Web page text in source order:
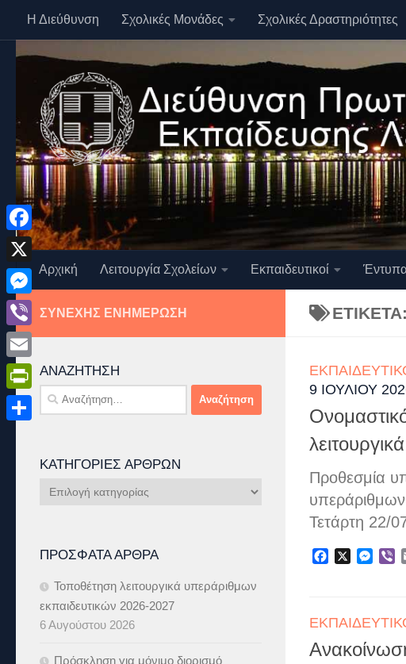
Skip to content
Η Διεύθυνση Σχολικές Μονάδες Σχολικές Δραστηριότητες
Αρχική Λειτουργία Σχολείων Εκπαιδευτικοί
ΕΤΙΚΈΤΑ:
9 ΙΟΥΛΊΟΥ
Προθεσμία
Τετάρτη 22/
Facebook
ΣΥΝΕΧΉΣ ΕΝΗΜΈΡΩΣΗ
ΑΝΑΖΉΤΗΣΗ
Αναζήτηση
για:
ΚΑΤΗΓΟΡΊΕΣ ΆΡΘΡΩΝ
Κατηγορίες
ΠΡΌΣΦΑΤΑ ΆΡΘΡΑ
Τοποθέτηση λειτουργικά υπεράριθμων
εκπαιδευτικών 2026-2027
6 Αυγούστου 2026
Πρόσκληση για μόνιμο διορισμό
Facebook
X
Messenger
Viber
Email
PrintFriendly